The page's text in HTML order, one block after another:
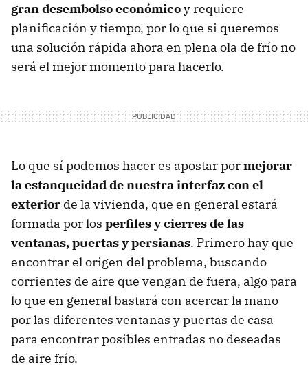
gran desembolso económicoy requiere
planificación y tiempo, por lo que si queremos
una solución rápida ahora en plena ola de frío no
será el mejor momento para hacerlo.
Lo que sí podemos hacer es apostar pormejorar
la estanqueidad de nuestra interfaz con el
exterior de la vivienda, que en general estará
formada por los perfiles y cierres de las
ventanas, puertas y persianas. Primero hay que
encontrar el origen del problema, buscando
corrientes de aire que vengan de fuera, algo para
lo que en general bastará con acercar la mano
por las diferentes ventanas y puertas de casa
para encontrar posibles entradas no deseadas
de aire frío.